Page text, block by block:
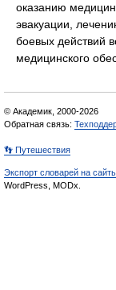
оказанию
эвакуации,
боевых действий
медицинского
© Академик, 2000-2026
Обратная связь:
👣 Путешествия
Экспорт словарей на
WordPress, MODx.